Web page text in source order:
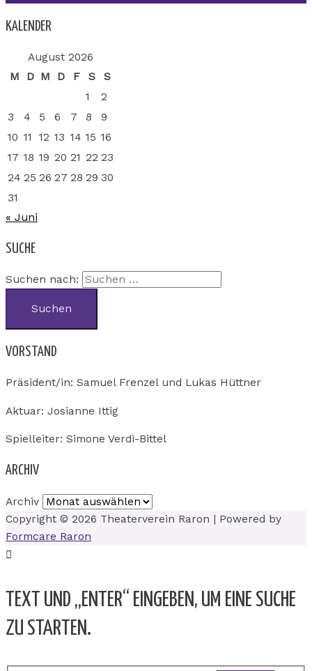
KALENDER
August 2026
M
D M D F S
S
1
2
3
4 5 6 7 8
9
10 11 12 13 14 15 16
17 18 19 20 21 22 23
24 25 26 27 28 29 30
31
« Juni
SUCHE
Suchen nach:
VORSTAND
Präsident/in: Samuel Frenzel und Lukas Hüttner
Aktuar: Josianne Ittig
Spielleiter: Simone Verdi-Bittel
ARCHIV
Archiv
Copyright © 2026 Theaterverein Raron | Powered by
Formcare Raron
TEXT UND „ENTER“ EINGEBEN, UM EINE SUCHE
ZU STARTEN.